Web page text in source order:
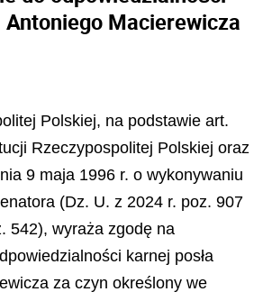
Antoniego Macierewicza
Polskiej, na podstawie art.
Rzeczypospolitej Polskiej oraz
9 maja 1996 r. o wykonywaniu
(Dz. U. z 2024 r. poz. 907
542), wyraża zgodę na
karnej posła
za czyn określony we